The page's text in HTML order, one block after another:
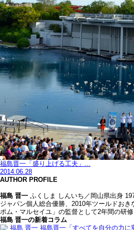
福島晋一「盛り上げる工夫」...
2014.06.28
AUTHOR PROFILE
福島 晋一 ふくしま しんいち／岡山県出身
ジャパン個人総合優勝、2010年ツールドお
ポム・マルセイユ」の監督として2年間の研
福島 晋一の新着コラム
福島 晋一 福島晋一「すべてを自分の力に